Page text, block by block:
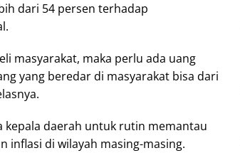
dari 54 persen terhadap
masyarakat, maka perlu ada uang
yang beredar di masyarakat bisa dari
kepala daerah untuk rutin memantau
inflasi di wilayah masing-masing.